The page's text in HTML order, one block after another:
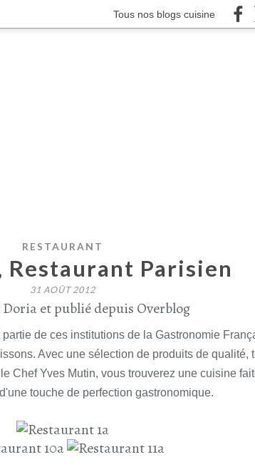
Tous nos blogs cuisine
RESTAURANT
Restaurant Parisien
31 AOÛT 2012
Doria et publié depuis Overblog
de ces institutions de la Gastronomie
Avec une sélection de produits de qualité,
Chef Yves Mutin, vous trouverez une cuisine
touche de perfection gastronomique.